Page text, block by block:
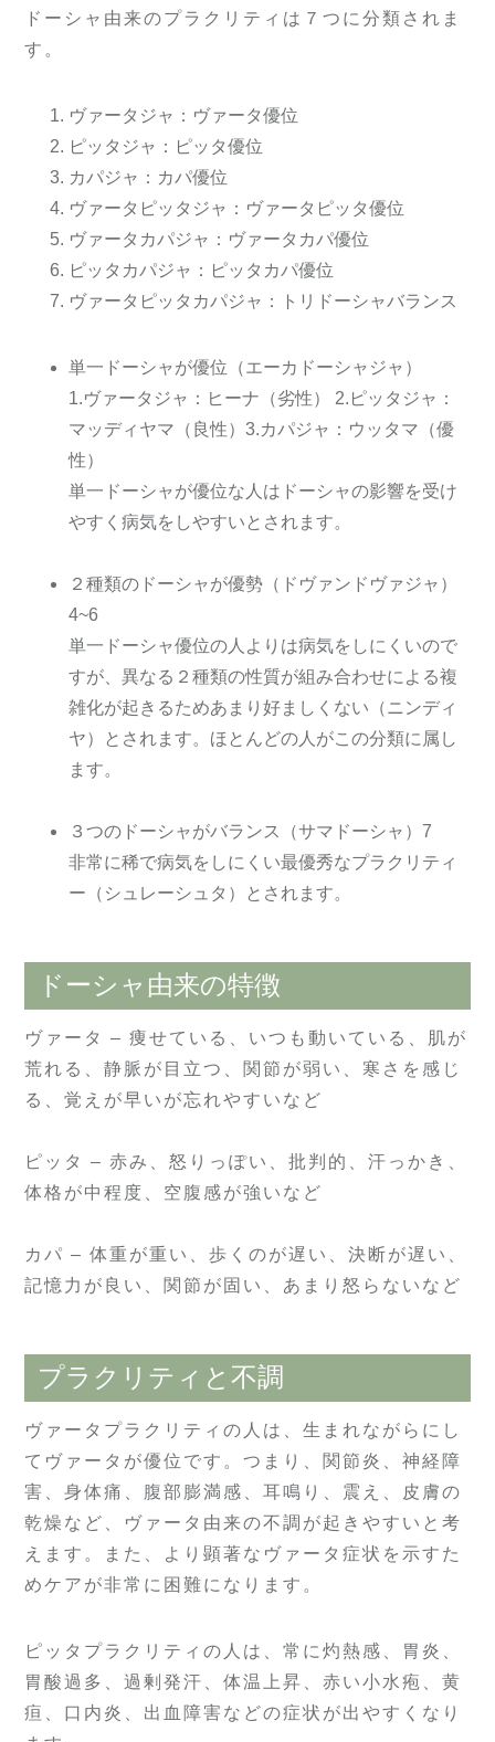
ドーシャ由来のプラクリティは７つに分類されま
す。
ヴァータジャ：ヴァータ優位
ピッタジャ：ピッタ優位
カパジャ：カパ優位
ヴァータピッタジャ：ヴァータピッタ優位
ヴァータカパジャ：ヴァータカパ優位
ピッタカパジャ：ピッタカパ優位
ヴァータピッタカパジャ：トリドーシャバランス
単一ドーシャが優位（エーカドーシャジャ）
1.ヴァータジャ：ヒーナ（劣性） 2.ピッタジャ：
マッディヤマ（良性）3.カパジャ：ウッタマ（優
性）
単一ドーシャが優位な人はドーシャの影響を受け
やすく病気をしやすいとされます。
２種類のドーシャが優勢（ドヴァンドヴァジャ）
4~6
単一ドーシャ優位の人よりは病気をしにくいので
すが、異なる２種類の性質が組み合わせによる複
雑化が起きるためあまり好ましくない（ニンディ
ヤ）とされます。ほとんどの人がこの分類に属し
ます。
３つのドーシャがバランス（サマドーシャ）7
非常に稀で病気をしにくい最優秀なプラクリティ
ー（シュレーシュタ）とされます。
ドーシャ由来の特徴
ヴァータ – 痩せている、いつも動いている、肌が
荒れる、静脈が目立つ、関節が弱い、寒さを感じ
る、覚えが早いが忘れやすいなど
ピッタ – 赤み、怒りっぽい、批判的、汗っかき、
体格が中程度、空腹感が強いなど
カパ – 体重が重い、歩くのが遅い、決断が遅い、
記憶力が良い、関節が固い、あまり怒らないなど
プラクリティと不調
ヴァータプラクリティの人は、生まれながらにし
てヴァータが優位です。つまり、関節炎、神経障
害、身体痛、腹部膨満感、耳鳴り、震え、皮膚の
乾燥など、ヴァータ由来の不調が起きやすいと考
えます。また、より顕著なヴァータ症状を示すた
めケアが非常に困難になります。
ピッタプラクリティの人は、常に灼熱感、胃炎、
胃酸過多、過剰発汗、体温上昇、赤い小水疱、黄
疸、口内炎、出血障害などの症状が出やすくなり